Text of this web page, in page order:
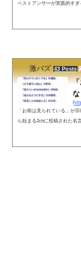
ベストアンサーが実践的す
激バズ 43 Posts
な
「お前は見られている」が
ら始まる2chに投稿された名